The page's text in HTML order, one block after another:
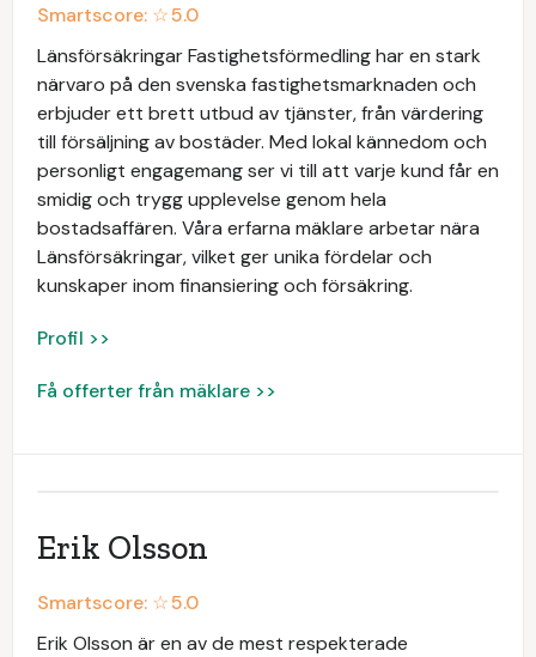
Smartscore: ☆5.0
Länsförsäkringar Fastighetsförmedling har en stark
närvaro på den svenska fastighetsmarknaden och
erbjuder ett brett utbud av tjänster, från värdering
till försäljning av bostäder. Med lokal kännedom och
personligt engagemang ser vi till att varje kund får en
smidig och trygg upplevelse genom hela
bostadsaffären. Våra erfarna mäklare arbetar nära
Länsförsäkringar, vilket ger unika fördelar och
kunskaper inom finansiering och försäkring.
Profil >>
Få offerter från mäklare >>
Erik Olsson
Smartscore: ☆5.0
Erik Olsson är en av de mest respekterade